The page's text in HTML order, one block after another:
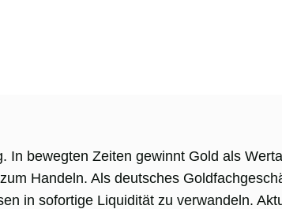
In bewegten Zeiten gewinnt Gold als
Handeln. Als deutsches
in sofortige Liquidität zu verwandeln.